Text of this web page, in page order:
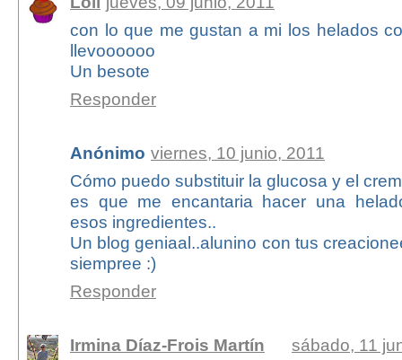
con lo que me gustan a mi los helados
llevoooooo
Un besote
Responder
Anónimo viernes, 10 junio, 2011
Cómo puedo substituir la glucosa y el
es que me encantaria hacer una
esos ingredientes..
Un blog geniaal..alunino con tus
siempree :)
Responder
Irmina Díaz-Frois Martín
sábado, 11